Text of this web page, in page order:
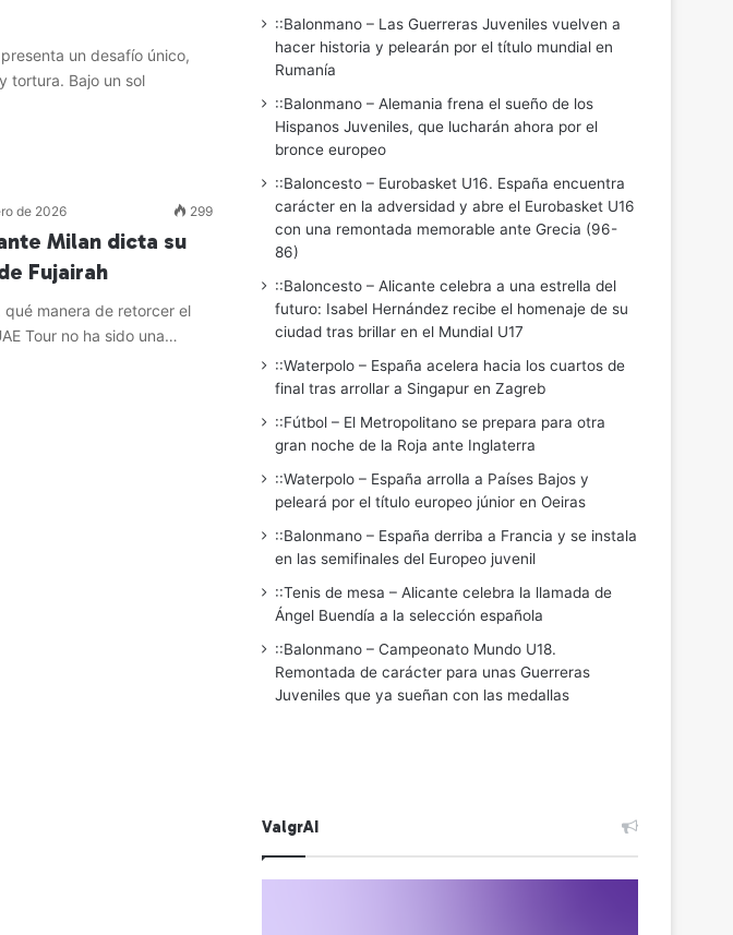
un desafío único,
tortura. Bajo un sol
de 2026 299
Milan dicta su
Fujairah
qué manera de retorcer el
Tour no ha sido una…
::Balonmano – Las Guerreras Juveniles vuelven a
hacer historia y pelearán por el título mundial en
Rumanía
::Balonmano – Alemania frena el sueño de los
Hispanos Juveniles, que lucharán ahora por el
bronce europeo
::Baloncesto – Eurobasket U16. España encuentra
carácter en la adversidad y abre el Eurobasket U16
con una remontada memorable ante Grecia (96-
86)
::Baloncesto – Alicante celebra a una estrella del
futuro: Isabel Hernández recibe el homenaje de su
ciudad tras brillar en el Mundial U17
::Waterpolo – España acelera hacia los cuartos de
final tras arrollar a Singapur en Zagreb
::Fútbol – El Metropolitano se prepara para otra
gran noche de la Roja ante Inglaterra
::Waterpolo – España arrolla a Países Bajos y
peleará por el título europeo júnior en Oeiras
::Balonmano – España derriba a Francia y se instala
en las semifinales del Europeo juvenil
::Tenis de mesa – Alicante celebra la llamada de
Ángel Buendía a la selección española
::Balonmano – Campeonato Mundo U18.
Remontada de carácter para unas Guerreras
Juveniles que ya sueñan con las medallas
ValgrAI